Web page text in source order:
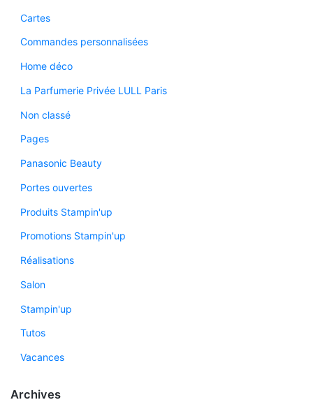
Cartes
Commandes personnalisées
Home déco
La Parfumerie Privée LULL Paris
Non classé
Pages
Panasonic Beauty
Portes ouvertes
Produits Stampin'up
Promotions Stampin'up
Réalisations
Salon
Stampin'up
Tutos
Vacances
Archives